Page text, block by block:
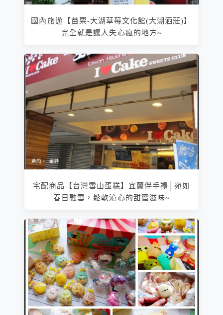
國內旅遊【苗栗-大湖草莓文化館(大湖洒莊)】
完全就是讓人失心瘋的地方~
宅配商品【台灣雪山蛋糕】宜蘭伴手禮│宛如
春日融雪，鬆軟沁心的甜蜜滋味~